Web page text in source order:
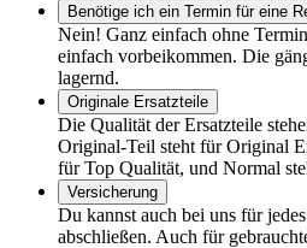
Benötige ich ein Termin für eine
Nein! Ganz einfach ohne
einfach vorbeikommen. Die
lagernd.
Originale Ersatzteile
Die Qualität der Ersatzteile
Original-Teil steht für Original
für Top Qualität, und Normal
Versicherung
Du kannst auch bei uns für
abschließen. Auch für